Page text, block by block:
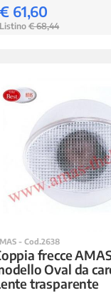
61,60
€ 68,44
- Cod.2638
frecce
Oval da
trasparente